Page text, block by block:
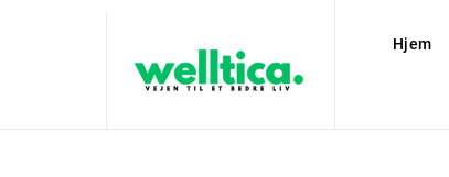
Hjem